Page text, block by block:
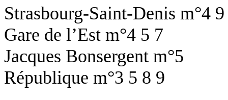
Strasbourg-Saint-Denis m°4
Gare de l’Est m°4 5 7
Jacques Bonsergent m°5
République m°3 5 8 9